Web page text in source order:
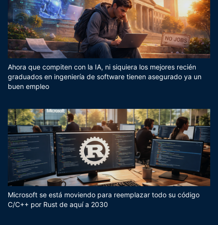
Ahora que compiten con la IA, ni siquiera los mejores recién
graduados en ingeniería de software tienen asegurado ya un
buen empleo
Microsoft se está moviendo para reemplazar todo su código
C/C++ por Rust de aquí a 2030